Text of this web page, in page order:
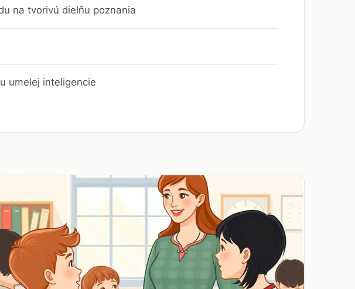
na tvorivú dielňu poznania
umelej inteligencie